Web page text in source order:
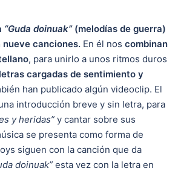
“Guda doinuak” (melodías de guerra)
canciones. En él nos combinan
, para unirlo a unos ritmos duros
letras cargadas de sentimiento y
han publicado algún videoclip. El
introducción breve y sin letra, para
y heridas” y cantar sobre sus
se presenta como forma de
siguen con la canción que da
doinuak” esta vez con la letra en